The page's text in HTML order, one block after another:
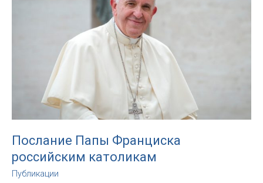
Послание Папы Франциска
российским католикам
Публикации